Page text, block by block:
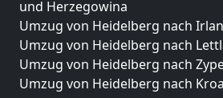
und Herzegowina
Umzug von Heidelberg nach
Umzug von Heidelberg nach
Umzug von Heidelberg nach
Umzug von Heidelberg nach